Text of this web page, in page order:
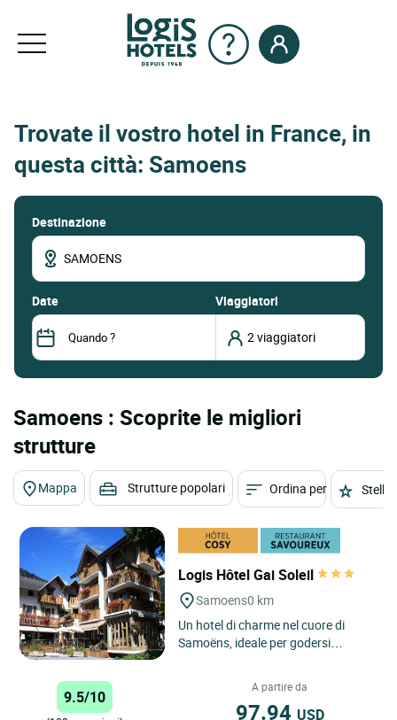
Trovate il vostro hotel in France, in
questa città: Samoens
Destinazione
date Viaggiatori
Samoens : Scoprite le migliori
strutture
Mappa Strutture popolari Ordina per Stelle
Logis Hôtel Gai Soleil
Samoens0 km
Un hotel di charme nel cuore di
Samoëns, ideale per godersi
9.5/10
A partire da
97.94 USD